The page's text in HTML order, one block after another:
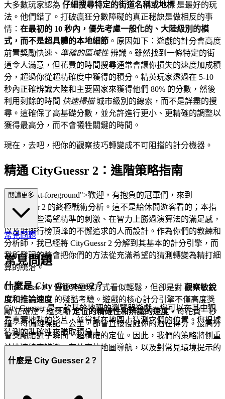
大多數玩家認為 仔細搜尋特定的街道名稱或地標 是最好的玩
法。他們錯了。打破瘋狂分數障礙的真正秘訣是做相反的事
情： 在最初的 10 秒內，優先考慮一般化的、大陸級別的模
式，而不是超具體的本地細節 。原因如下：遊戲的計分會高度
前置獎勵快速、 準確的區域性辨識。雖然找到一條特定的街
道令人滿意，但花費的時間搜尋通常會讓你損失的速度加成積
分，超過你從超精確度中獲得的積分。精英玩家透過在 5-10
秒內正確辨識大陸和主要國家來獲得他們 80% 的分數，然後
利用剩餘的時間 快速掃描城市級別的線索，而不是詳盡的搜
尋。這確保了高基礎分數，並允許進行更小、更精確的調整以
獲得最高分，而不會犧牲關鍵的時間。
現在，去吧，把你的觀察技巧轉變成不可阻擋的計分機器。
精通 CityGuessr 2：進階策略指南
="mb-4 text-foreground">歡迎，有抱負的冠軍們，來到
CityGuessr 2 的終極戰術分析。這不是給休閒遊客看的；本指
南專為那些渴望精準的刺激、在智力上勝過演算法的滿足感，
以及對排行榜頂峰的不懈追求的人而設計。作為你們的教練和
分析師，我已經將 CityGuessr 2 分解到其基本的計分引擎，而
我所發現的將會把你們的方法從充滿希望的猜測轉變為精打細
算的統治。
CityGuessr 2，儘管其呈現方式看似輕鬆，但卻是對 觀察敏銳
度和推論速度 的殘酷考驗。遊戲的核心計分引擎不僅高度獎
勵正確性，還獎勵定位的精確性和辨識的速度。每花費一秒
鐘，每偏離標記一公里，都會直接侵蝕你的潛在得分。最高分
會獎勵給近乎瞬間、超精確的定位。因此，我們的策略將側重
於快速線索辨識、有效率的地圖導航，以及對常見環境提示的
利用。
閱讀更多
常見問題
常見問題
什麼是 City Guesser 2？
City Guesser 是一款基於地理的瀏覽器遊戲，您可以在其中觀
看真實地點的影片，並嘗試在地圖上猜測它們的位置。您根據
猜測的準確性來賺取積分！
什麼是 City Guesser 2？